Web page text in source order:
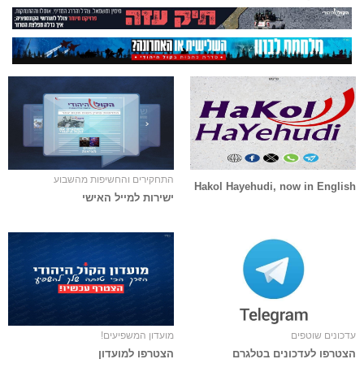
Hakol Hayehudi, now in English
התחקירים והחשיפות מהשבוע
ישירות למייל האישי
עדכונים שוטפים
הצטרפו לעדכונים בטלגרם
מועדון המשפיעים!
הצטרפו למועדון